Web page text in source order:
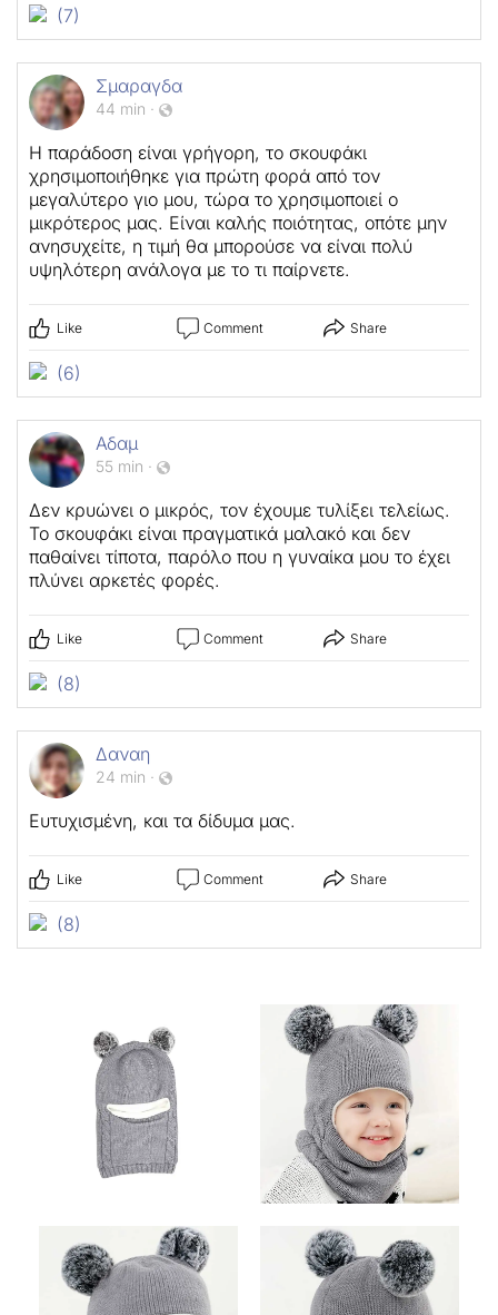
(7)
Σμαραγδα
44 min ·
Η παράδοση είναι γρήγορη, το σκουφάκι
χρησιμοποιήθηκε για πρώτη φορά από τον
μεγαλύτερο γιο μου, τώρα το χρησιμοποιεί ο
μικρότερος μας. Είναι καλής ποιότητας, οπότε μην
ανησυχείτε, η τιμή θα μπορούσε να είναι πολύ
υψηλότερη ανάλογα με το τι παίρνετε.
Like Comment Share
(6)
Αδαμ
55 min ·
Δεν κρυώνει ο μικρός, τον έχουμε τυλίξει τελείως.
Το σκουφάκι είναι πραγματικά μαλακό και δεν
παθαίνει τίποτα, παρόλο που η γυναίκα μου το έχει
πλύνει αρκετές φορές.
Like Comment Share
(8)
Δαναη
24 min ·
Ευτυχισμένη, και τα δίδυμα μας.
Like Comment Share
(8)